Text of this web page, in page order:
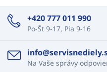
+420 777 011 990
Po-Št 9-17, Pia 9-16
Na Vaše správy